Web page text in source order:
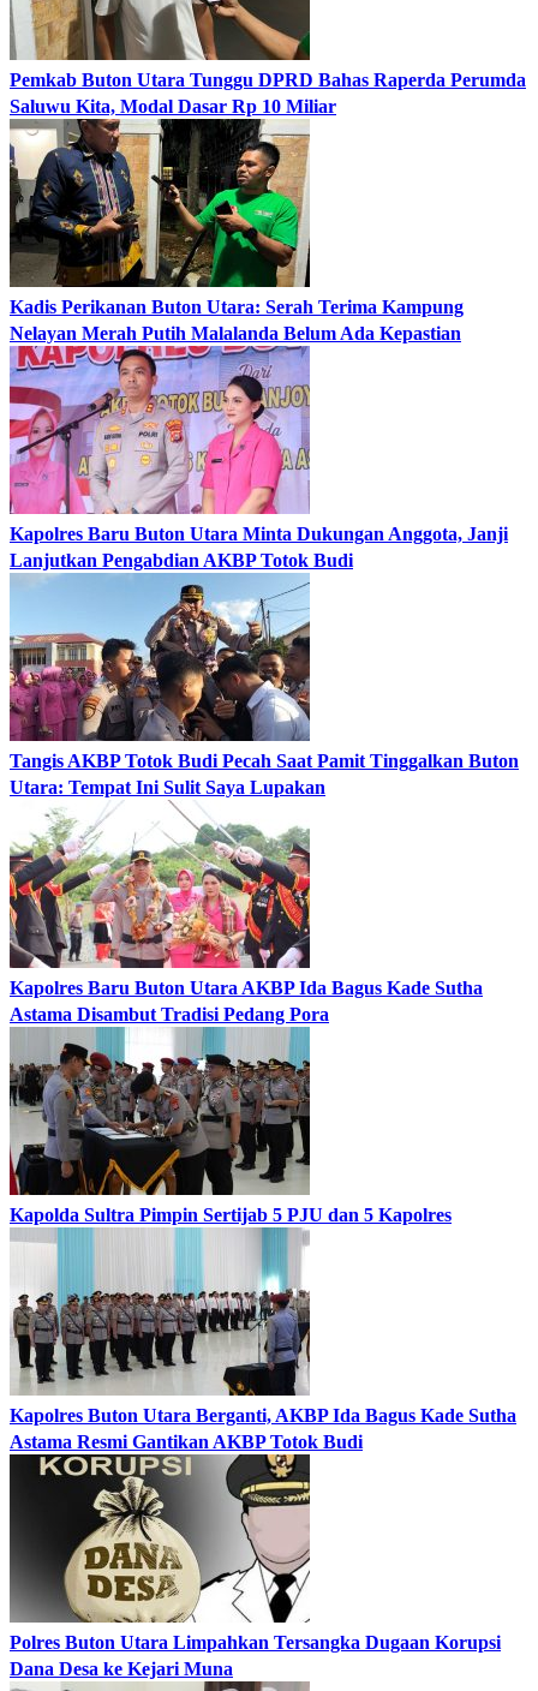
Pemkab Buton Utara Tunggu DPRD Bahas Raperda Perumda
Saluwu Kita, Modal Dasar Rp 10 Miliar
Kadis Perikanan Buton Utara: Serah Terima Kampung
Nelayan Merah Putih Malalanda Belum Ada Kepastian
Kapolres Baru Buton Utara Minta Dukungan Anggota, Janji
Lanjutkan Pengabdian AKBP Totok Budi
Tangis AKBP Totok Budi Pecah Saat Pamit Tinggalkan Buton
Utara: Tempat Ini Sulit Saya Lupakan
Kapolres Baru Buton Utara AKBP Ida Bagus Kade Sutha
Astama Disambut Tradisi Pedang Pora
Kapolda Sultra Pimpin Sertijab 5 PJU dan 5 Kapolres
Kapolres Buton Utara Berganti, AKBP Ida Bagus Kade Sutha
Astama Resmi Gantikan AKBP Totok Budi
Polres Buton Utara Limpahkan Tersangka Dugaan Korupsi
Dana Desa ke Kejari Muna